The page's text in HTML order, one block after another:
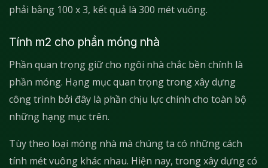
phải bằng 100 x 3, kết quả là 300 mét vuông.
Tính m2 cho phần móng nhà
Phần quan trọng giữ cho ngôi nhà chắc bền chính là
phần móng. Hạng mục quan trọng trong xây dựng
công trình bởi đây là phần chịu lực chính cho toàn bộ
những hạng mục trên.
Tùy theo loại móng nhà mà chúng ta có những cách
tính mét vuông khác nhau. Hiện nay, trong xây dựng có